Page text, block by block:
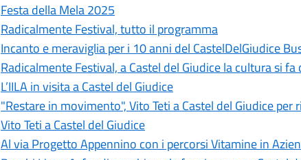
Festa della Mela 2025
Radicalmente Festival, tutto il programma
Incanto e meraviglia per i 10 anni del CastelDelGiudice
Radicalmente Festival, a Castel del Giudice la cultura si fa
L’IILA in visita a Castel del Giudice
"Restare in movimento", Vito Teti a Castel del Giudice per
Vito Teti a Castel del Giudice
Al via Progetto Appennino con i percorsi Vitamine in